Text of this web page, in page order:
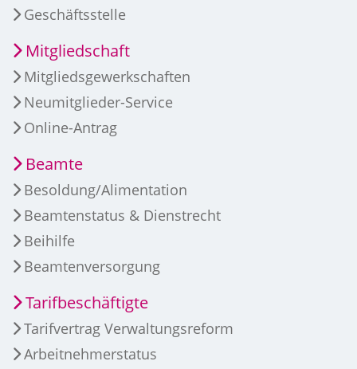
Geschäftsstelle
Mitgliedschaft
Mitgliedsgewerkschaften
Neumitglieder-Service
Online-Antrag
Beamte
Besoldung/Alimentation
Beamtenstatus & Dienstrecht
Beihilfe
Beamtenversorgung
Tarifbeschäftigte
Tarifvertrag Verwaltungsreform
Arbeitnehmerstatus